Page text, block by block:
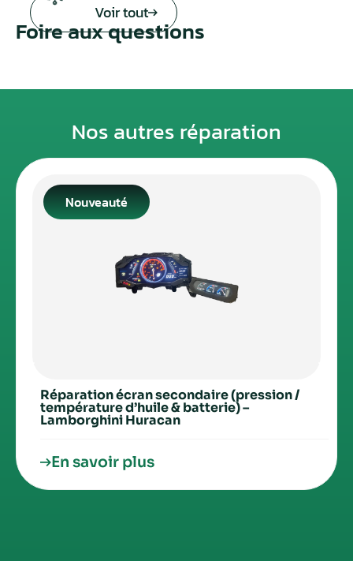
Voir tout
Foire aux questions
Nos autres réparation
Nouveauté
Réparation écran secondaire (pression /
température d’huile & batterie) –
Lamborghini Huracan
En savoir plus